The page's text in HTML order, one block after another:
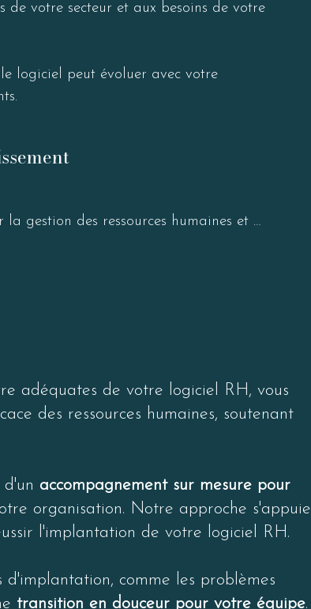
votre secteur et aux besoins de votre
logiciel peut évoluer avec votre
gestion des ressources humaines et
adéquates de votre logiciel RH, vous
des ressources humaines, soutenant
accompagnement sur mesure pour
organisation. Notre approche s'appuie
l'implantation de votre logiciel RH.
comme les problèmes
transition en douceur pour votre équipe.